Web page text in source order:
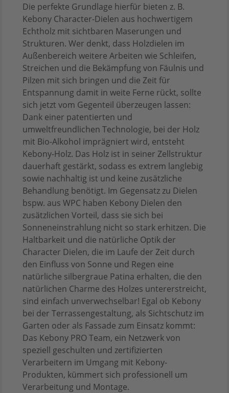
Die perfekte Grundlage hierfür bieten z. B.
Kebony Character-Dielen aus hochwertigem
Echtholz mit sichtbaren Maserungen und
Strukturen. Wer denkt, dass Holzdielen im
Außenbereich weitere Arbeiten wie Schleifen,
Streichen und die Bekämpfung von Fäulnis und
Pilzen mit sich bringen und die Zeit für
Entspannung damit in weite Ferne rückt, sollte
sich jetzt vom Gegenteil überzeugen lassen:
Dank einer patentierten und
umweltfreundlichen Technologie, bei der Holz
mit Bio-Alkohol imprägniert wird, entsteht
Kebony-Holz. Das Holz ist in seiner Zellstruktur
dauerhaft gestärkt, sodass es extrem langlebig
sowie nachhaltig ist und keine zusätzliche
Behandlung benötigt. Im Gegensatz zu Dielen
bspw. aus WPC haben Kebony Dielen den
zusätzlichen Vorteil, dass sie sich bei
Sonneneinstrahlung nicht so stark erhitzen. Die
Haltbarkeit und die natürliche Optik der
Character Dielen, die im Laufe der Zeit durch
den Einfluss von Sonne und Regen eine
natürliche silbergraue Patina erhalten, die den
natürlichen Charme des Holzes untererstreicht,
sind einfach unverwechselbar! Egal ob Kebony
bei der Terrassengestaltung, als Sichtschutz im
Garten oder als Fassade zum Einsatz kommt:
Das Kebony PRO Team, ein Netzwerk von
speziell geschulten und zertifizierten
Verarbeitern im Umgang mit Kebony-
Produkten, kümmert sich professionell um
Verarbeitung und Montage.